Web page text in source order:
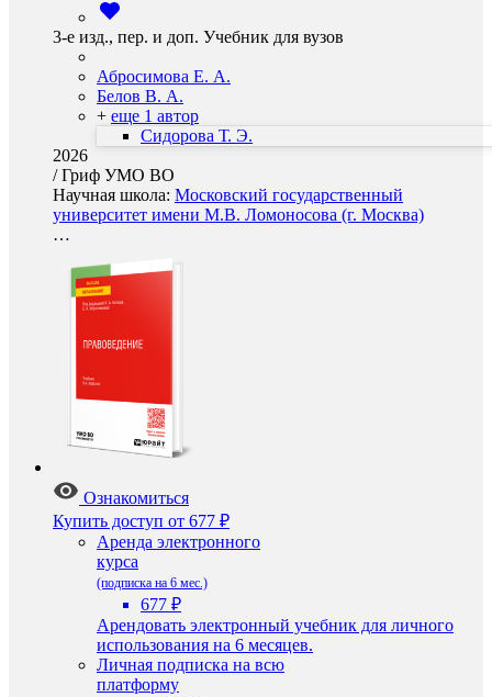
3-е изд., пер. и доп. Учебник для вузов
Абросимова Е. А.
Белов В. А.
+ еще 1 автор
Сидорова Т. Э.
2026
/Гриф УМО ВО
Научная школа: Московский государственный
университет имени М.В. Ломоносова (г. Москва)
…
Ознакомиться
Купить доступ от 677 ₽
Аренда электронного
курса
(подписка на 6 мес.)
677 ₽
Арендовать электронный учебник для личного
использования на 6 месяцев.
Личная подписка на всю
платформу